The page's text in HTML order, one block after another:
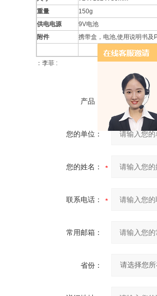
重量
150g
供电电源
9V电池
附件
携带盒，电池,使用说明书及
：李菲 :
产品：
您的单位：
您的姓名：
联系电话：
常用邮箱：
省份：